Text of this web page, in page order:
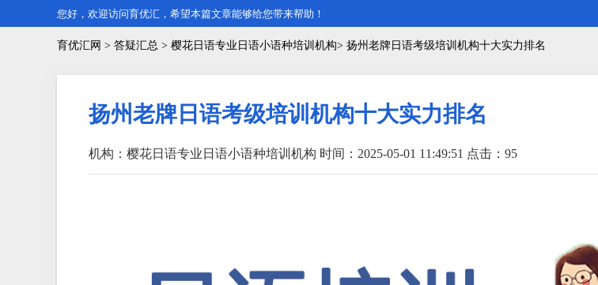
您好，欢迎访问育优汇，希望本篇文章能够给您带来帮助！
育优汇网 > 答疑汇总 > 樱花日语专业日语小语种培训机构> 扬州老牌日语考级培训机构十大实力排名
扬州老牌日语考级培训机构十大实力排名
机构：樱花日语专业日语小语种培训机构 时间：2025-05-01 11:49:51 点击： 95